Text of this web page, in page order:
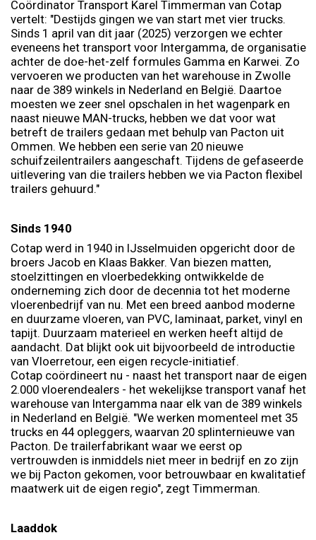
Coördinator Transport Karel Timmerman van Cotap
vertelt: "Destijds gingen we van start met vier trucks.
Sinds 1 april van dit jaar (2025) verzorgen we echter
eveneens het transport voor Intergamma, de organisatie
achter de doe-het-zelf formules Gamma en Karwei. Zo
vervoeren we producten van het warehouse in Zwolle
naar de 389 winkels in Nederland en België. Daartoe
moesten we zeer snel opschalen in het wagenpark en
naast nieuwe MAN-trucks, hebben we dat voor wat
betreft de trailers gedaan met behulp van Pacton uit
Ommen. We hebben een serie van 20 nieuwe
schuifzeilentrailers aangeschaft. Tijdens de gefaseerde
uitlevering van die trailers hebben we via Pacton flexibel
trailers gehuurd."
Sinds 1940
Cotap werd in 1940 in IJsselmuiden opgericht door de
broers Jacob en Klaas Bakker. Van biezen matten,
stoelzittingen en vloerbedekking ontwikkelde de
onderneming zich door de decennia tot het moderne
vloerenbedrijf van nu. Met een breed aanbod moderne
en duurzame vloeren, van PVC, laminaat, parket, vinyl en
tapijt. Duurzaam materieel en werken heeft altijd de
aandacht. Dat blijkt ook uit bijvoorbeeld de introductie
van Vloerretour, een eigen recycle-initiatief.
Cotap coördineert nu - naast het transport naar de eigen
2.000 vloerendealers - het wekelijkse transport vanaf het
warehouse van Intergamma naar elk van de 389 winkels
in Nederland en België. "We werken momenteel met 35
trucks en 44 opleggers, waarvan 20 splinternieuwe van
Pacton. De trailerfabrikant waar we eerst op
vertrouwden is inmiddels niet meer in bedrijf en zo zijn
we bij Pacton gekomen, voor betrouwbaar en kwalitatief
maatwerk uit de eigen regio", zegt Timmerman.
Laaddok